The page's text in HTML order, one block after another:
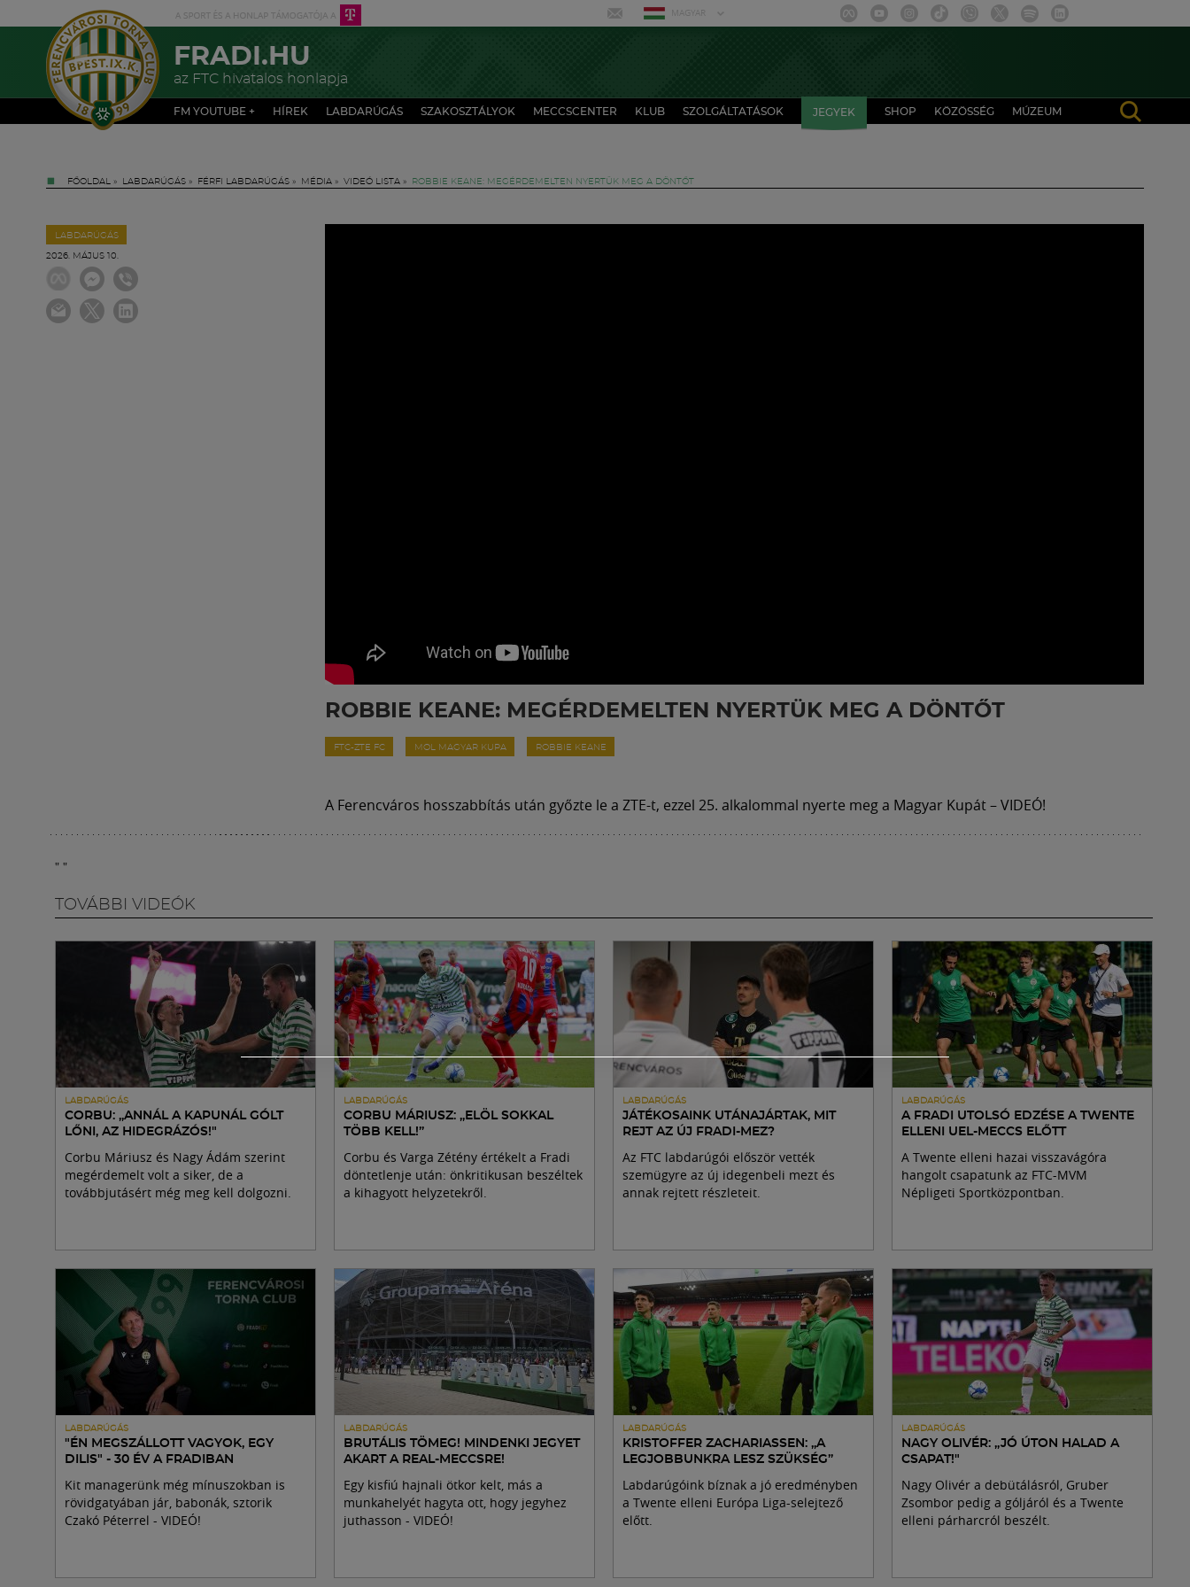
MAGYAR
FRADI.HU
az FTC hivatalos honlapja
FM YOUTUBE + HÍREK LABDARÚGÁS SZAKOSZTÁLYOK MECCSCENTER KLUB SZOLGÁLTATÁSOK JEGYEK SHOP KÖZÖSSÉG MÚZEUM
FŐOLDAL » LABDARÚGÁS » FÉRFI LABDARÚGÁS » MÉDIA » VIDEÓ LISTA » ROBBIE KEANE: MEGÉRDEMELTEN NYERTÜK MEG A DÖNTŐT
LABDARÚGÁS
2026. MÁJUS 10.
ROBBIE KEANE: MEGÉRDEMELTEN NYERTÜK MEG A DÖNTŐT
FTC-ZTE FC MOL MAGYAR KUPA ROBBIE KEANE
A Ferencváros hosszabbítás után győzte le a ZTE-t, ezzel 25. alkalommal nyerte meg a Magyar Kupát – VIDEÓ!
" "
TOVÁBBI VIDEÓK
LABDARÚGÁS
CORBU: „ANNÁL A KAPUNÁL GÓLT
LŐNI, AZ HIDEGRÁZÓS!"
Corbu Máriusz és Nagy Ádám szerint
megérdemelt volt a siker, de a
továbbjutásért még meg kell dolgozni.
LABDARÚGÁS
CORBU MÁRIUSZ: „ELÖL SOKKAL
TÖBB KELL!”
Corbu és Varga Zétény értékelt a Fradi
döntetlenje után: önkritikusan beszéltek
a kihagyott helyzetekről.
LABDARÚGÁS
JÁTÉKOSAINK UTÁNAJÁRTAK, MIT
REJT AZ ÚJ FRADI-MEZ?
Az FTC labdarúgói először vették
szemügyre az új idegenbeli mezt és
annak rejtett részleteit.
LABDARÚGÁS
A FRADI UTOLSÓ EDZÉSE A TWENTE
ELLENI UEL-MECCS ELŐTT
A Twente elleni hazai visszavágóra
hangolt csapatunk az FTC-MVM
Népligeti Sportközpontban.
LABDARÚGÁS
"ÉN MEGSZÁLLOTT VAGYOK, EGY
DILIS" - 30 ÉV A FRADIBAN
Kit managerünk még mínuszokban is
rövidgatyában jár, babonák, sztorik
Czakó Péterrel - VIDEÓ!
LABDARÚGÁS
BRUTÁLIS TÖMEG! MINDENKI JEGYET
AKART A REAL-MECCSRE!
Egy kisfiú hajnali ötkor kelt, más a
munkahelyét hagyta ott, hogy jegyhez
juthasson - VIDEÓ!
LABDARÚGÁS
KRISTOFFER ZACHARIASSEN: „A
LEGJOBBUNKRA LESZ SZÜKSÉG”
Labdarúgóink bíznak a jó eredményben
a Twente elleni Európa Liga-selejtező
előtt.
LABDARÚGÁS
NAGY OLIVÉR: „JÓ ÚTON HALAD A
CSAPAT!"
Nagy Olivér a debütálásról, Gruber
Zsombor pedig a góljáról és a Twente
elleni párharcról beszélt.